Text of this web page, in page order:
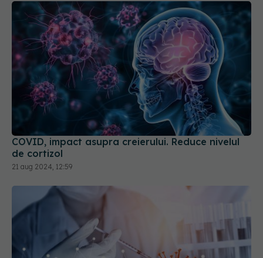
COVID, impact asupra creierului. Reduce nivelul
de cortizol
21 aug 2024, 12:59